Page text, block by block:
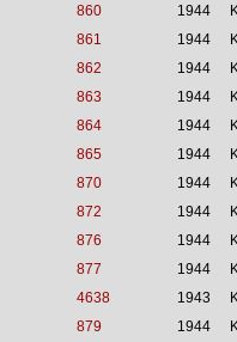
860 1944
861 1944
862 1944
863 1944
864 1944
865 1944
870 1944
872 1944
876 1944
877 1944
4638 1943
879 1944